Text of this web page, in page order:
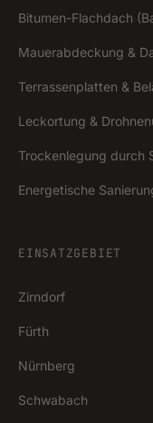
Bitumen-Flachdach
Mauerabdeckung &
Terrassenplatten &
Leckortung &
Trockenlegung durch
Energetische
EINSATZGEBIET
Zirndorf
Fürth
Nürnberg
Schwabach